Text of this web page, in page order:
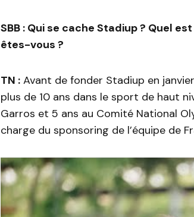
SBB : Qui se cache Stadiup ? Quel
êtes-vous ?
TN : Avant de fonder Stadiup en
plus de 10 ans dans le sport de haut
Garros et 5 ans au Comité National
charge du sponsoring de l’équipe de